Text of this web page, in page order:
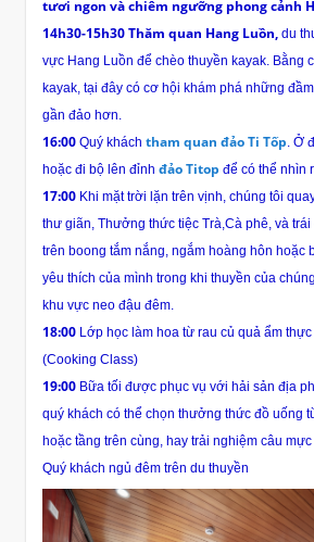
tươi ngon và chiêm ngưỡng phong cảnh
14h30-15h30 Thăm quan Hang Luồn, du
vực Hang Luồn để chèo thuyền kayak. Bằng
kayak, tại đây có cơ hội khám phá những
gần đảo hơn.
16:00 Quý khách tham quan đảo Ti Tốp. Ở
hoặc đi bộ lên đỉnh đảo Titop để có thể nhìn
17:00 Khi mặt trời lặn trên vịnh, chúng tôi
thư giãn, Thưởng thức tiệc Trà,Cà phê, và trái
trên boong tắm nắng, ngắm hoàng hôn hoặc
yêu thích của mình trong khi thuyền của
khu vực neo đậu đêm.
18:00 Lớp học làm hoa từ rau củ quả ẩm
(Cooking Class)
19:00 Bữa tối được phục vụ với hải sản địa
quý khách có thể chọn thưởng thức đồ uống
hoặc tầng trên cùng, hay trải nghiệm câu
Quý khách ngủ đêm trên du thuyền